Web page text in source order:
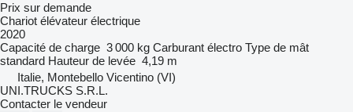
Prix sur demande
Chariot élévateur électrique
2020
Capacité de charge 3 000 kg Carburant électro Type de mât
standard Hauteur de levée 4,19 m
Italie, Montebello Vicentino (VI)
UNI.TRUCKS S.R.L.
Contacter le vendeur